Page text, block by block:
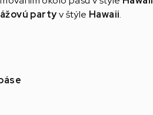
partyv štýle Hawaii.